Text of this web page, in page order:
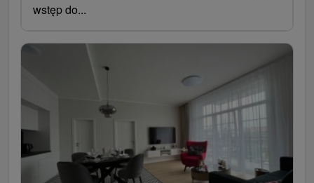
wstęp do...